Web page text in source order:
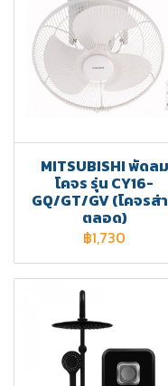
MITSUBISHI พัดลม
โคจร รุ่น CY16-
GQ/GT/GV (โคจรส่
ตลอด)
฿1,730